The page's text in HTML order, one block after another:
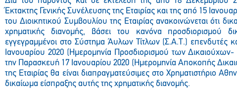
Έκτακτης Γενικής Συνέλευσης της Εταιρίας και της από 15
του Διοικητικού Συμβουλίου της Εταιρίας ανακοινώνεται ότι
χρηματικής διανομής, βάσει του κανόνα προσδιορισμού
εγγεγραμμένοι στο Σύστημα Άυλων Τίτλων (Σ.Α.Τ.) επενδυτές
Ιανουαρίου 2020 (Ημερομηνία Προσδιορισμού των
την Παρασκευή 17 Ιανουαρίου 2020 (Ημερομηνία Αποκοπής
της Εταιρίας θα είναι διαπραγματεύσιμες στο Χρηματιστήριο
δικαίωμα είσπραξης αυτής της χρηματικής διανομής.